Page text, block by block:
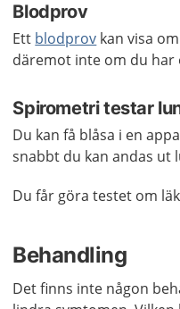
Blodprov
Ett blodprov kan visa
däremot inte om du har
Spirometri testar
Du kan få blåsa i en
snabbt du kan andas ut
Du får göra testet om
Behandling
Det finns inte någon